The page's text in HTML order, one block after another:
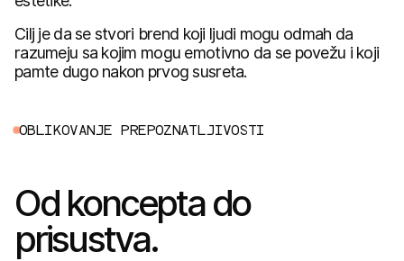
Cilj je da se stvori brend koji ljudi mogu odmah da
razumeju sa kojim mogu emotivno da se povežu i koji
pamte dugo nakon prvog susreta.
OB LI KOVANJ E P RE POZ NAT LJIVOSTI
Od koncepta do
prisustva.